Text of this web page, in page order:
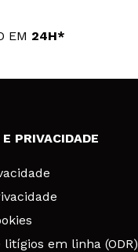
EM 24H*
PRIVACIDADE
litígios em linha (ODR)